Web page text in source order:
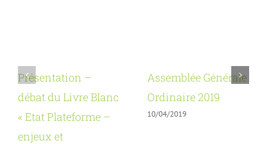
Présentation –
débat du Livre Blanc
« Etat Plateforme –
enjeux et
Assemblée Générale
Ordinaire 2019
10/04/2019